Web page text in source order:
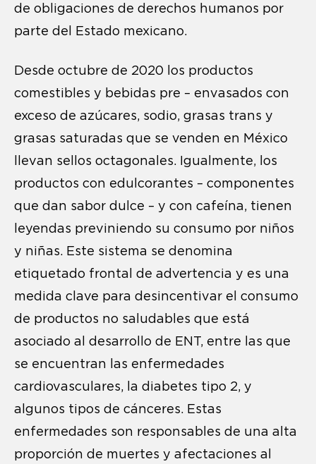
de obligaciones de derechos humanos por
parte del Estado mexicano.
Desde octubre de 2020 los productos
comestibles y bebidas pre – envasados con
exceso de azúcares, sodio, grasas trans y
grasas saturadas que se venden en México
llevan sellos octagonales. Igualmente, los
productos con edulcorantes – componentes
que dan sabor dulce – y con cafeína, tienen
leyendas previniendo su consumo por niños
y niñas. Este sistema se denomina
etiquetado frontal de advertencia y es una
medida clave para desincentivar el consumo
de productos no saludables que está
asociado al desarrollo de ENT, entre las que
se encuentran las enfermedades
cardiovasculares, la diabetes tipo 2, y
algunos tipos de cánceres. Estas
enfermedades son responsables de una alta
proporción de muertes y afectaciones al